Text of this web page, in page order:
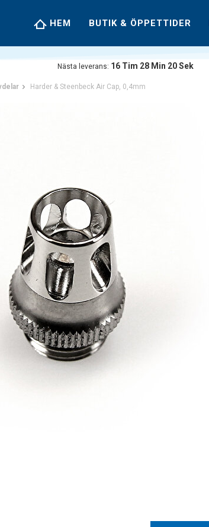
HEM BUTIK & ÖPPETTIDER
Nästa leverans: 16 Tim 28 Min 20Sek
Harder & Steenbeck Air Cap, 0,4mm